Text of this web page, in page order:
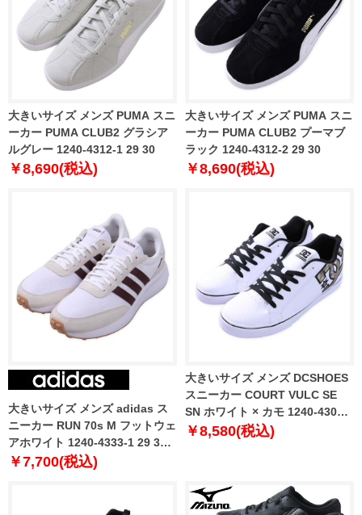
大きいサイズ メンズ PUMA スニ
ーカー PUMA CLUB2 グラシア
ルグレー 1240-4312-1 29 30
￥8,690(税込)
大きいサイズ メンズ PUMA スニ
ーカー PUMA CLUB2 プーマブ
ラック 1240-4312-2 29 30
￥8,690(税込)
大きいサイズ メンズ adidas ス
ニーカー RUN 70s M フットウェ
アホワイト 1240-4333-1 29 30
31
￥7,700(税込)
大きいサイズ メンズ DCSHOES
スニーカー COURT VULC SE
SN ホワイト × カモ 1240-4303-1
30 31 32
￥8,580(税込)